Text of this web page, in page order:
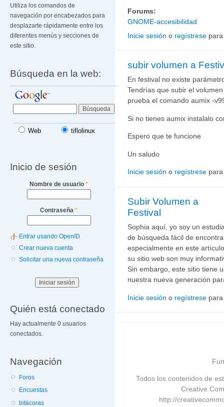
Utiliza los comandos de
navegación por encabezados para
desplazarte rápidamente entre los
diferentes menús y secciones de
este sitio.
Búsqueda en la web:
Web tiflolinux
Inicio de sesión
Nombre de usuario *
Contraseña *
Entrar usando OpenID
Crear nueva cuenta
Solicitar una nueva contraseña
Quién está conectado
Hay actualmente 0 usuarios
conectados.
Navegación
Foros
Encuestas
bitácoras
Forums:
GNOME-accesibilidad
Inicie sesión o regístrese
subir volumen a
En festival no existe
Tendrías que subir el
prueba el comando aumix -
Si no tienes aumix instalalo
Espero que te funcione
Un saludo
Inicie sesión o regístrese
Subir Volumen a
Festival
Sophia aquí, yo soy un
de búsqueda fácil de
especialmente en este
su sitio web son muy
Sin embargo, este sitio tiene
nuestra nueva generación
Inicie sesión o regístrese
Todos los contenidos de
Creative
http://